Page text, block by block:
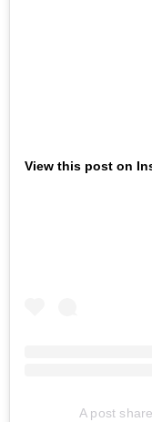
View this post on
A post